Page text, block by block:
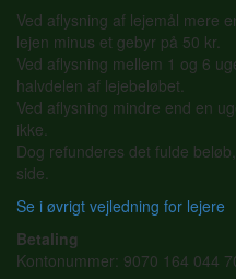
Ved aflysning af lejemål mere
lejen minus et gebyr på 50 kr.
Ved aflysning mellem 1 og 6
halvdelen af lejebeløbet.
Ved aflysning mindre end en
ikke.
Dog refunderes det fulde
side.
Se i øvrigt vejledning for lejere
Betaling
Kontonummer: 9070 164 044